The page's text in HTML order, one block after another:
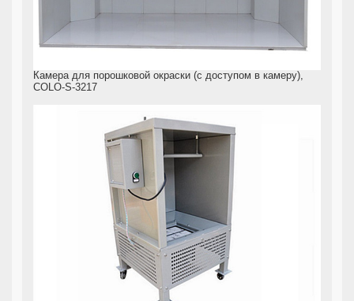
Камера для порошковой окраски (с доступом в камеру),
COLO-S-3217